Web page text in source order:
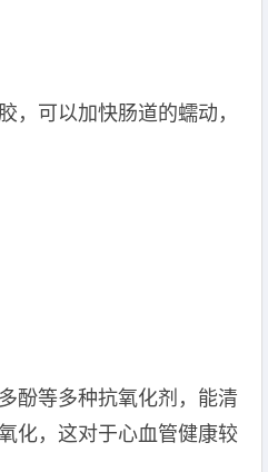
，可以加快肠道的蠕动，
酚等多种抗氧化剂，能清
化，这对于心血管健康较